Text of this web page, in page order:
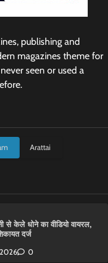
publishing and
magazines theme for
seen or used a
Arattai
से केले धोने का वीडियो वायरल,
दर्ज
0